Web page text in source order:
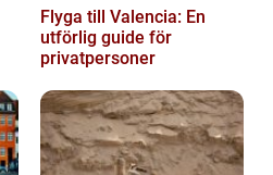
Flyga till Valencia: En
utförlig guide för
privatpersoner